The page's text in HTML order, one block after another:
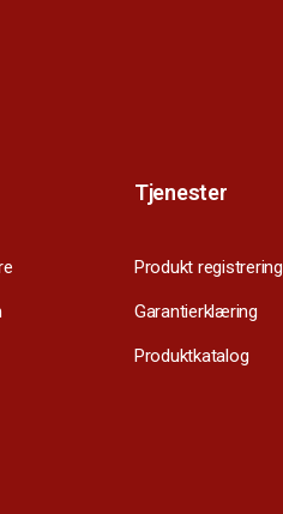
Tjenester
Produkt registrering
Garantierklæring
Produktkatalog